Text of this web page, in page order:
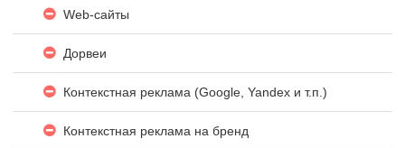
Web-сайты
Дорвеи
Контекстная реклама (Google, Yandex и т.п.)
Контекстная реклама на бренд